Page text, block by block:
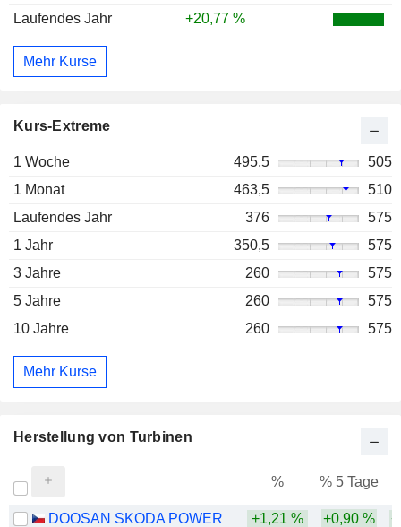
Laufendes Jahr
+20,77 %
Mehr Kurse
Kurs-Extreme
1 Woche 495,5
505
1 Monat
463,5
510
Laufendes Jahr
376
575
1 Jahr
350,5
575
3 Jahre
260
575
5 Jahre
260
575
10 Jahre
260 575
Mehr Kurse
Herstellung von Turbinen
% % 5 Tage
DOOSAN SKODA POWER +1,21 % +0,90 %